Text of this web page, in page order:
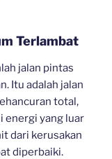
Terlambat
jalan pintas
Itu adalah jalan
total,
energi yang luar
dari kerusakan
diperbaiki.